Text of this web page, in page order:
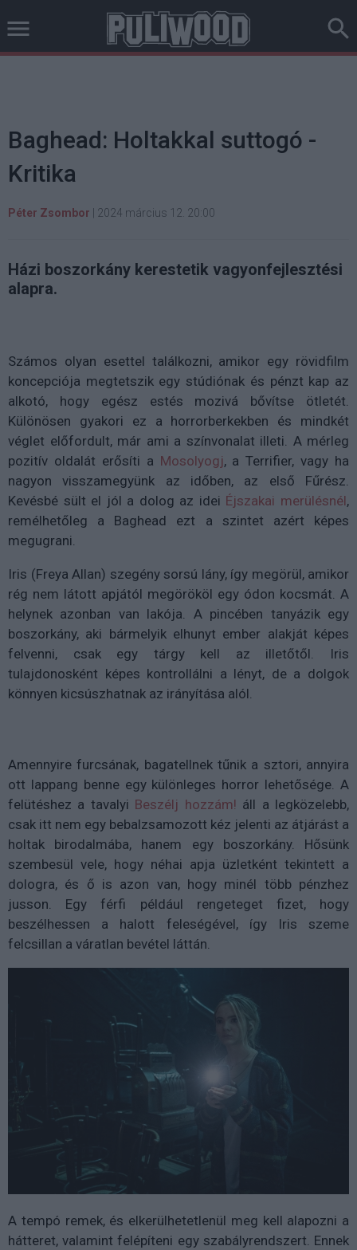
Baghead: Holtakkal suttogó -
Kritika
Péter Zsombor 2024 március 12. 20:00
Házi boszorkány kerestetik vagyonfejlesztési
alapra.
Számos olyan esettel találkozni, amikor egy rövidfilm
koncepciója megtetszik egy stúdiónak és pénzt kap az
alkotó, hogy egész estés mozivá bővítse ötletét.
Különösen gyakori ez a horrorberkekben és mindkét
véglet előfordult, már ami a színvonalat illeti. A mérleg
pozitív oldalát erősíti a Mosolyogj, a Terrifier, vagy ha
nagyon visszamegyünk az időben, az első Fűrész.
Kevésbé sült el jól a dolog az idei Éjszakai merülésnél,
remélhetőleg a Baghead ezt a szintet azért képes
megugrani.
Iris (Freya Allan) szegény sorsú lány, így megörül, amikor
rég nem látott apjától megörököl egy ódon kocsmát. A
helynek azonban van lakója. A pincében tanyázik egy
boszorkány, aki bármelyik elhunyt ember alakját képes
felvenni, csak egy tárgy kell az illetőtől. Iris
tulajdonosként képes kontrollálni a lényt, de a dolgok
könnyen kicsúszhatnak az irányítása alól.
Amennyire furcsának, bagatellnek tűnik a sztori, annyira
ott lappang benne egy különleges horror lehetősége. A
felütéshez a tavalyi Beszélj hozzám! áll a legközelebb,
csak itt nem egy bebalzsamozott kéz jelenti az átjárást a
holtak birodalmába, hanem egy boszorkány. Hősünk
szembesül vele, hogy néhai apja üzletként tekintett a
dologra, és ő is azon van, hogy minél több pénzhez
jusson. Egy férfi például rengeteget fizet, hogy
beszélhessen a halott feleségével, így Iris szeme
felcsillan a váratlan bevétel láttán.
A tempó remek, és elkerülhetetlenül meg kell alapozni a
hátteret, valamint felépíteni egy szabályrendszert. Ennek